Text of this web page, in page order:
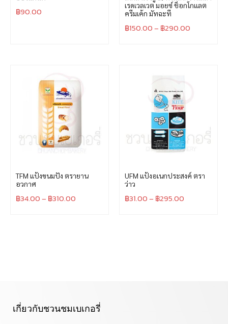
฿90.00
เรดเวลเวต มอยซ์ ช็อกโกแลต
ครีมเค้ก มัทฉะที
฿150.00– ฿290.00
TFM แป้งขนมปัง ตรายาน
อวกาศ
฿34.00– ฿310.00
UFM แป้งอเนกประสงค์ ตรา
ว่าว
฿31.00– ฿295.00
เกี่ยวกับชวนชมเบเกอรี่